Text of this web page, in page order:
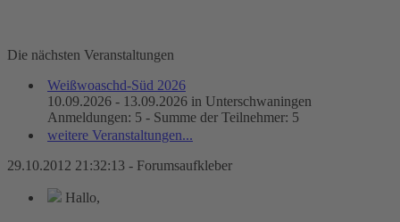
Die nächsten Veranstaltungen
Weißwoaschd-Süd 2026
10.09.2026 - 13.09.2026 in Unterschwaningen
Anmeldungen: 5 - Summe der Teilnehmer: 5
weitere Veranstaltungen...
29.10.2012 21:32:13 - Forumsaufkleber
Hallo,